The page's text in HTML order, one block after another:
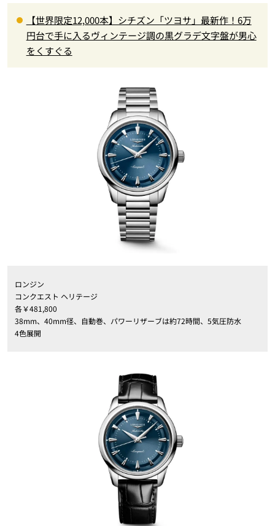
【世界限定12,000本】シチズン「ツヨサ」最新作！6万
円台で手に入るヴィンテージ調の黒グラデ文字盤が男心
をくすぐる
ロンジン
コンクエスト ヘリテージ
各￥481,800
38mm、40mm径、自動巻、パワーリザーブは約72時間、5気圧防水
4色展開